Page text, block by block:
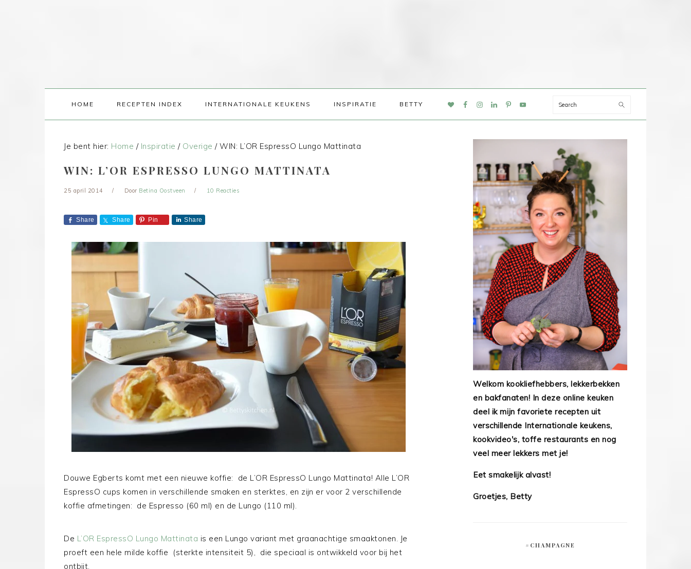
HOME RECEPTEN INDEX INTERNATIONALE KEUKENS INSPIRATIE BETTY
NAV
Search
Je bent hier: Home / Inspiratie / Overige /WIN: L’OR EspressO Lungo Mattinata
WIN: L’OR ESPRESSO LUNGO MATTINATA
25 april 2014 Door Betina Oostveen 10 Reacties
Share Share Pin Share
Douwe Egberts komt met een nieuwe koffie: de L’OR EspressO Lungo Mattinata! Alle L’OR
EspressO cups komen in verschillende smaken en sterktes, en zijn er voor 2 verschillende
koffie afmetingen: de Espresso (60 ml) en de Lungo (110 ml).
De L’OR EspressO Lungo Mattinata is een Lungo variant met graanachtige smaaktonen. Je
proeft een hele milde koffie (sterkte intensiteit 5), die speciaal is ontwikkeld voor bij het
ontbijt.
Welkom kookliefhebbers, lekkerbekken
en bakfanaten! In deze online keuken
deel ik mijn favoriete recepten uit
verschillende Internationale keukens,
kookvideo's, toffe restaurants en nog
veel meer lekkers met je!
Eet smakelijk alvast!
Groetjes, Betty
#CHAMPAGNE